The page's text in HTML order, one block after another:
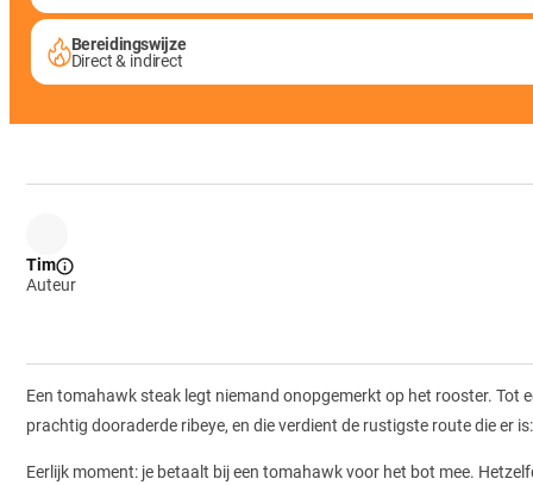
Bereidingswijze
Direct & indirect
Tim
Auteur
Een tomahawk steak legt niemand onopgemerkt op het rooster. Tot
prachtig dooraderde ribeye, en die verdient de rustigste route die er
Eerlijk moment: je betaalt bij een tomahawk voor het bot mee.